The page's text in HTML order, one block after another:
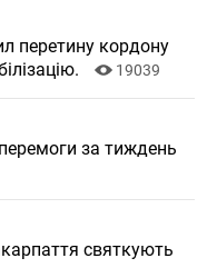
перетину кордону
19039
за тиждень
святкують